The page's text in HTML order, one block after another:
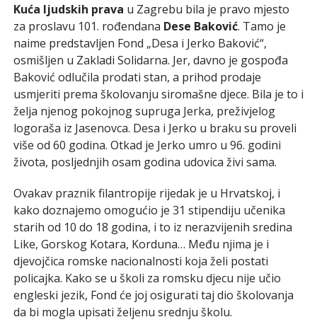
Kuća ljudskih prava u Zagrebu bila je pravo mjesto
za proslavu 101. rođendana Dese Baković. Tamo je
naime predstavljen Fond „Desa i Jerko Baković“,
osmišljen u Zakladi Solidarna. Jer, davno je gospođa
Baković odlučila prodati stan, a prihod prodaje
usmjeriti prema školovanju siromašne djece. Bila je to i
želja njenog pokojnog supruga Jerka, preživjelog
logoraša iz Jasenovca. Desa i Jerko u braku su proveli
više od 60 godina. Otkad je Jerko umro u 96. godini
života, posljednjih osam godina udovica živi sama.
Ovakav praznik filantropije rijedak je u Hrvatskoj, i
kako doznajemo omogućio je 31 stipendiju učenika
starih od 10 do 18 godina, i to iz nerazvijenih sredina
Like, Gorskog Kotara, Korduna… Među njima je i
djevojčica romske nacionalnosti koja želi postati
policajka. Kako se u školi za romsku djecu nije učio
engleski jezik, Fond će joj osigurati taj dio školovanja
da bi mogla upisati željenu srednju školu.